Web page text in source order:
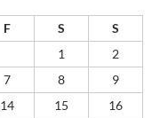
F S
S
1
2
7 8
9
14 15
16